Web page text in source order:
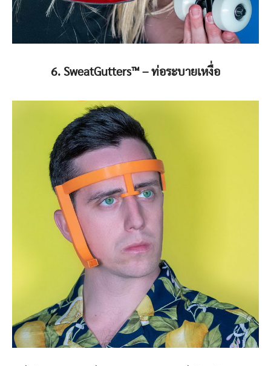
6. SweatGutters™️ – ท่อระบายเหงื่อ